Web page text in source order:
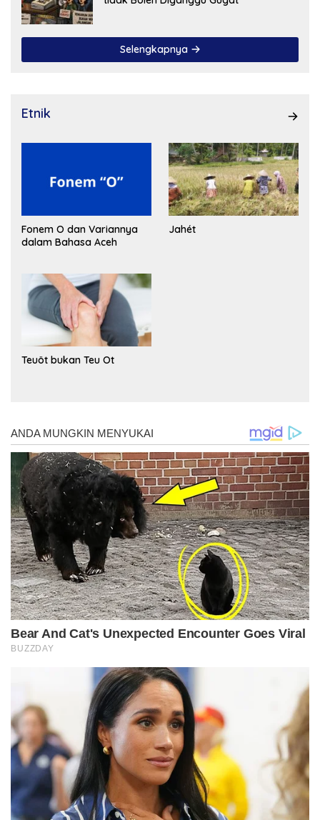
Selengkapnya
Etnik
Fonem O dan Variannya
dalam Bahasa Aceh
Jahét
Teuöt bukan Teu Ot